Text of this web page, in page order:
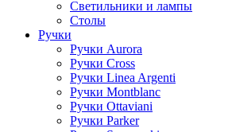
Светильники и лампы
Столы
Ручки
Ручки Aurora
Ручки Cross
Ручки Linea Argenti
Ручки Montblanc
Ручки Ottaviani
Ручки Parker